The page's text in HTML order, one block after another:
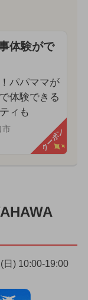
体験がで
パパママが
体験できる
ィも
市 クーポン
日) 10:00-19:00